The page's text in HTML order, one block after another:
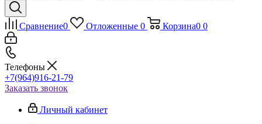
Сравнение0 Отложенные 0 Корзина0 0
Телефоны
+7(964)916-21-79
Заказать звонок
Личный кабинет